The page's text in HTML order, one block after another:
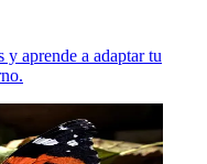
aprende a adaptar tu